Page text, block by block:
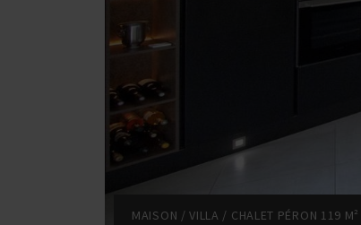
MAISON / VILLA / CHALET PÉRON 119 M²